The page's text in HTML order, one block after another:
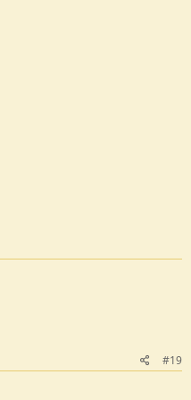
#19